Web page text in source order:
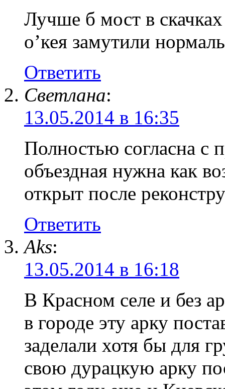
Лучше б мост в
о’кея замутили
Ответить
Светлана:
13.05.2014 в 16:35
Полностью согласна
объездная нужна как
открыт после
Ответить
Aks:
13.05.2014 в 16:18
В Красном селе и без
в городе эту арку
заделали хотя бы для
свою дурацкую арку